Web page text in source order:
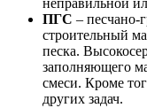
неправильной
ПГС – песчано-
строительный
песка.
заполняющего
смеси. Кроме
других задач.